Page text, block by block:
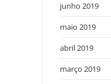
junho 2019
maio 2019
abril 2019
março 2019